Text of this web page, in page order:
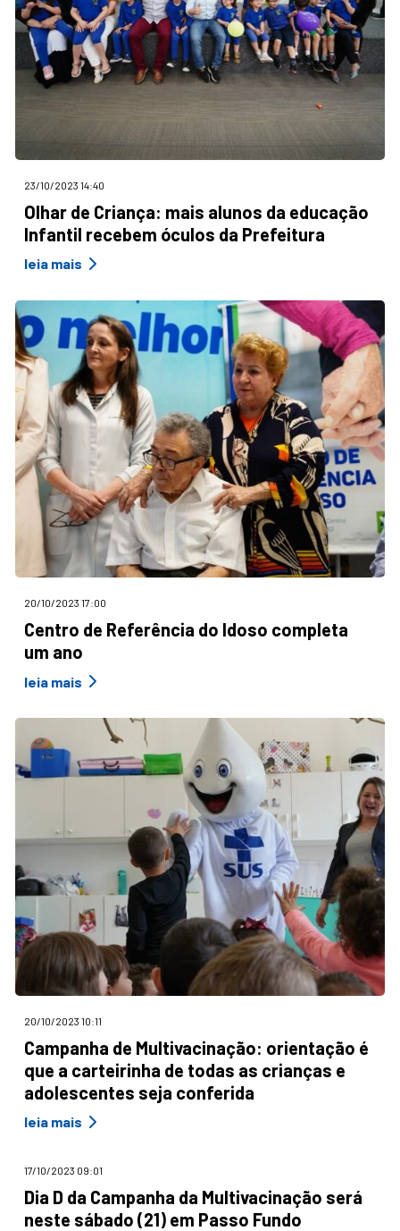
23/10/2023 14:40
Olhar de Criança: mais alunos da educação
Infantil recebem óculos da Prefeitura
leia mais
20/10/2023 17:00
Centro de Referência do Idoso completa
um ano
leia mais
20/10/2023 10:11
Campanha de Multivacinação: orientação é
que a carteirinha de todas as crianças e
adolescentes seja conferida
leia mais
17/10/2023 09:01
Dia D da Campanha da Multivacinação será
neste sábado (21) em Passo Fundo